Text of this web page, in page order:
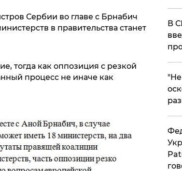
Сербии во главе с Брнабич
в правительства станет
тогда как оппозиция с резкой
процесс не иначе как
В